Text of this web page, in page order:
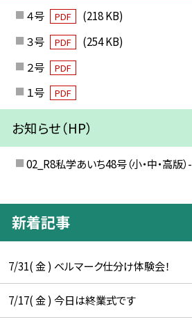
４号 PDF
(218 KB)
３号
PDF
(254 KB)
２号
PDF
１号 PDF
お知らせ（HP）
02_R8私学あいち48号（小・中・高版）-
新着記事
7/31( 金 ) ベルマーク仕分け体験会！
7/17( 金 ) 今日は終業式です